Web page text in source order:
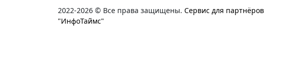
2022-2026 © Все права защищены. Сервис для партнёров
"ИнфоТаймс"